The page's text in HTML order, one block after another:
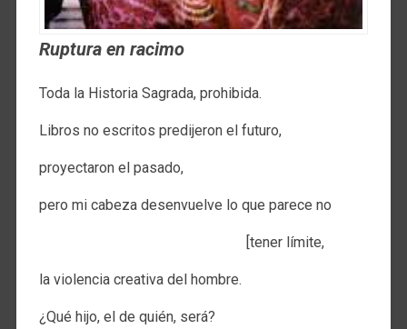
Ruptura en racimo
Toda la Historia Sagrada, prohibida.
Libros no escritos predijeron el futuro,
proyectaron el pasado,
pero mi cabeza desenvuelve lo que parece no
[tener límite,
la violencia creativa del hombre.
¿Qué hijo, el de quién, será?